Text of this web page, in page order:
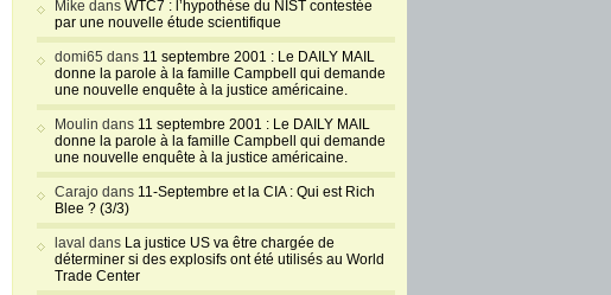
Mike dans WTC7 : l’hypothèse du NIST contestée
par une nouvelle étude scientifique
domi65 dans 11 septembre 2001 : Le DAILY MAIL
donne la parole à la famille Campbell qui demande
une nouvelle enquête à la justice américaine.
Moulin dans 11 septembre 2001 : Le DAILY MAIL
donne la parole à la famille Campbell qui demande
une nouvelle enquête à la justice américaine.
Carajo dans 11-Septembre et la CIA : Qui est Rich
Blee ? (3/3)
laval dans La justice US va être chargée de
déterminer si des explosifs ont été utilisés au World
Trade Center